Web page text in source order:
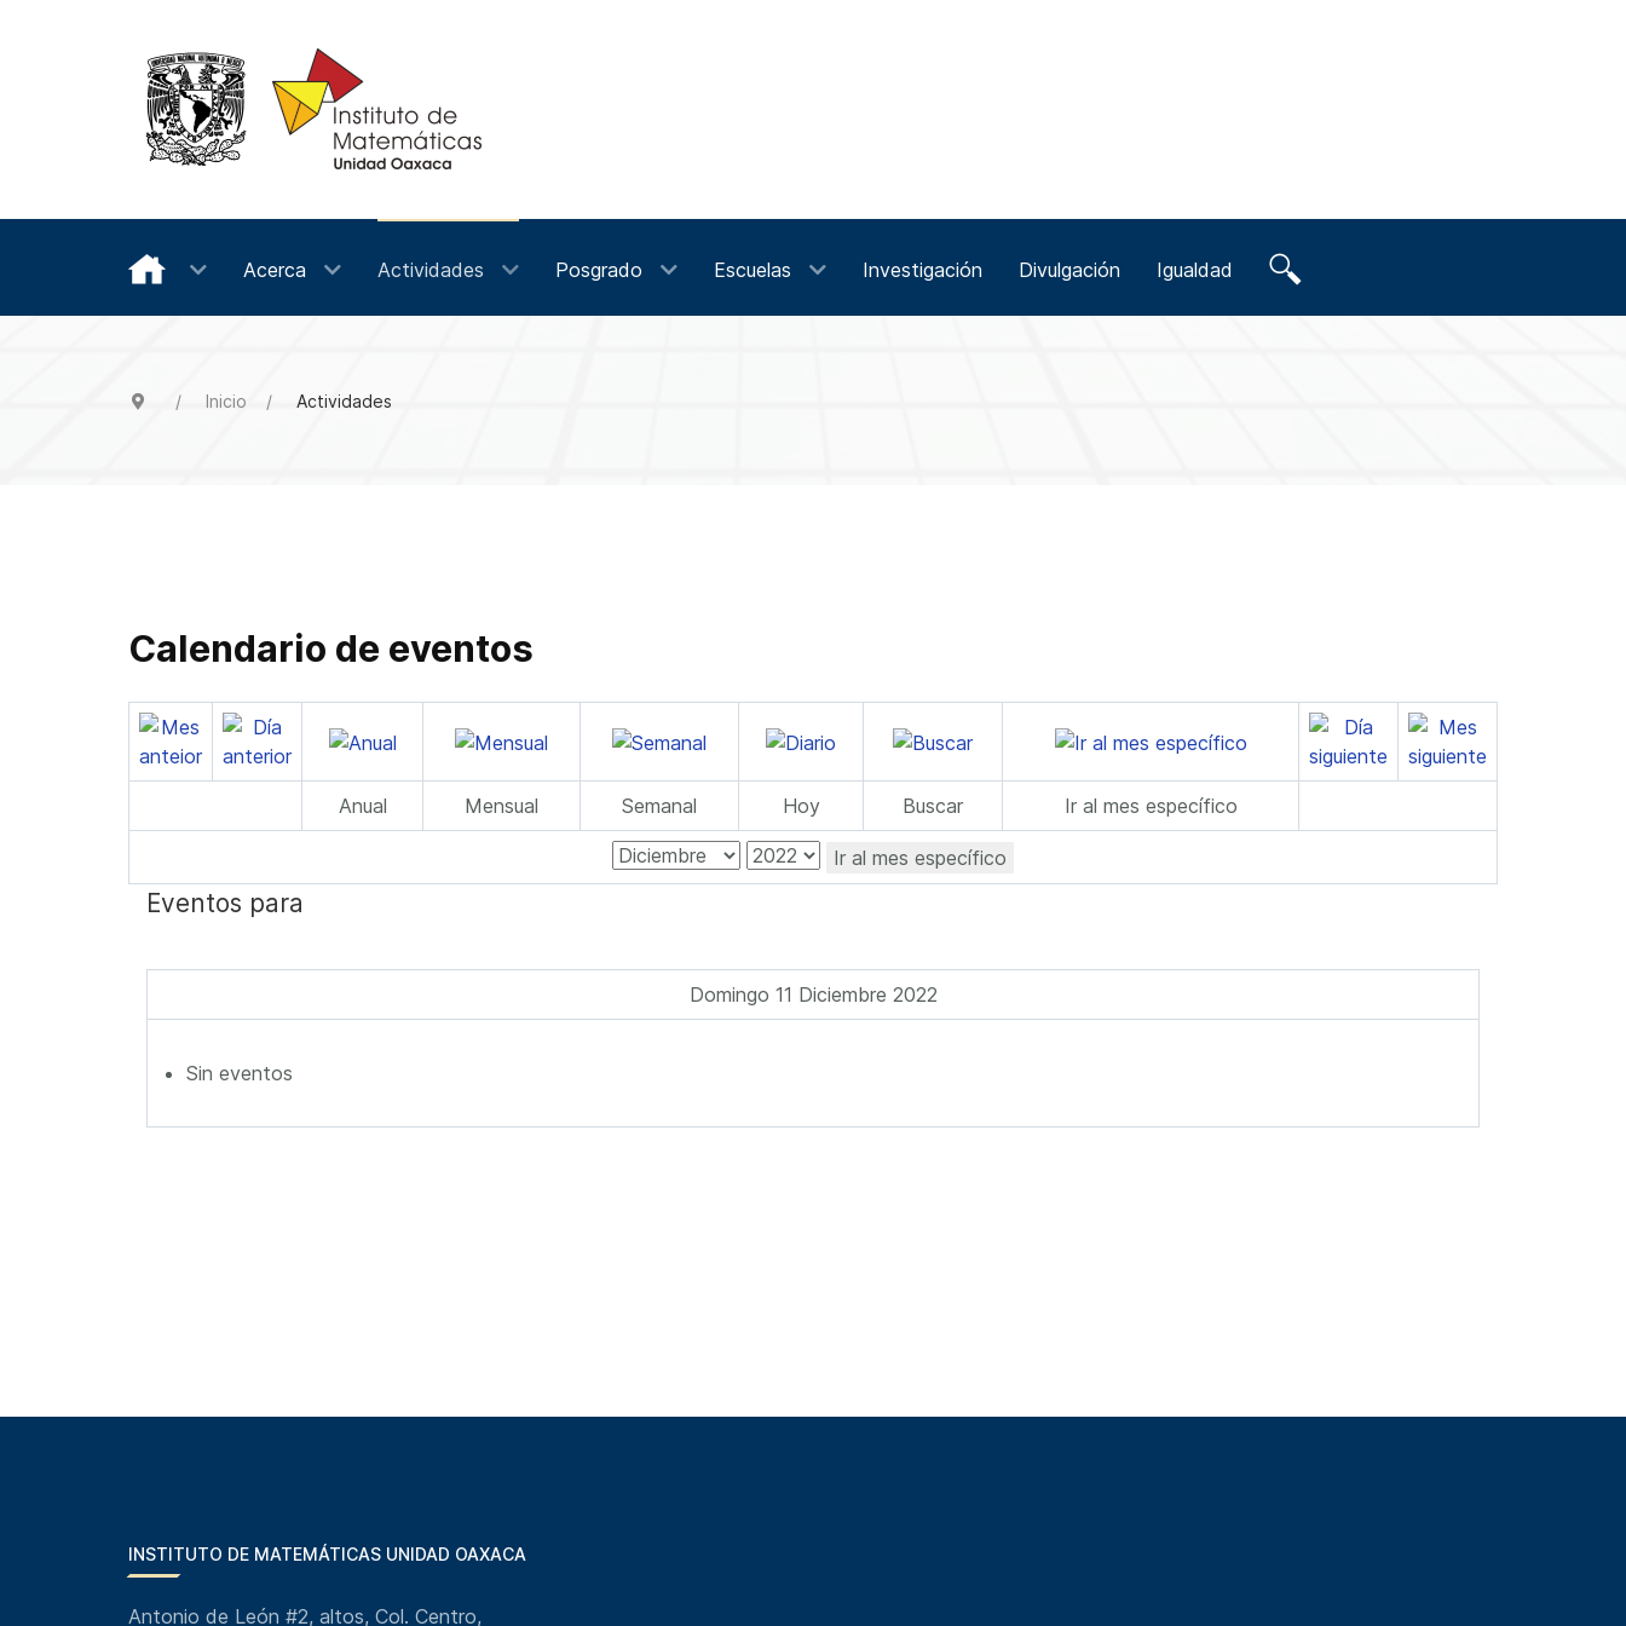
Acerca Actividades Posgrado Escuelas Investigación Divulgación Igualdad
Inicio Actividades
Calendario de eventos
Anual Mensual Semanal Hoy Buscar Ir al mes específico
Ir al mes específico
Eventos para
Domingo 11 Diciembre 2022
Sin eventos
INSTITUTO DE MATEMÁTICAS UNIDAD OAXACA
Antonio de León #2, altos, Col. Centro,